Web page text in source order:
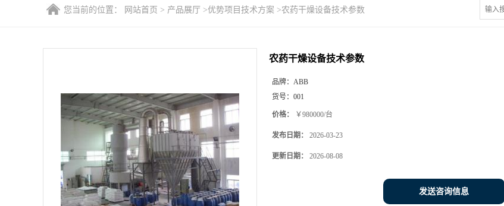
您当前的位置： 网站首页 > 产品展厅 >优势项目技术方案 >农药干燥设备技术参数
农药干燥设备技术参数
品牌： ABB
货号： 001
价格： ￥980000/台
发布日期： 2026-03-23
更新日期： 2026-08-08
发送咨询信息